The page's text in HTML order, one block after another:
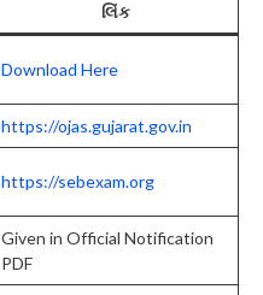
લિંક
Download Here
https://ojas.gujarat.gov.in
https://sebexam.org
Given in Official Notification
PDF